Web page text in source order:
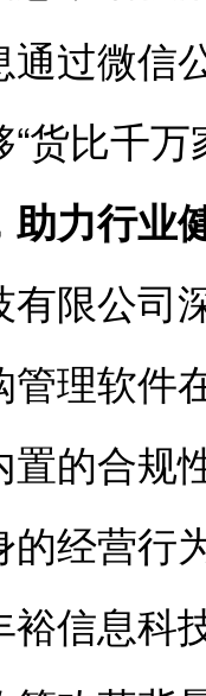
通过微信
货比千
力行业
有限公司
管理软件
的合规
经营行
信息科